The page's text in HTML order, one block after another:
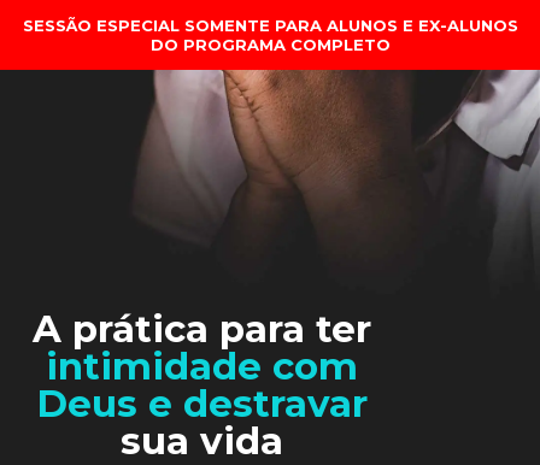
SESSÃO ESPECIAL SOMENTE PARA ALUNOS E EX-ALUNOS
DO PROGRAMA COMPLETO
A prática para ter
intimidade com
Deus e destravar
sua vida